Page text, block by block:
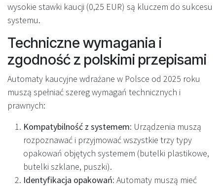
wysokie stawki kaucji (0,25 EUR) są kluczem do sukcesu
systemu.
Techniczne wymagania i
zgodność z polskimi przepisami
Automaty kaucyjne wdrażane w Polsce od 2025 roku
muszą spełniać szereg wymagań technicznych i
prawnych:
Kompatybilność z systemem: Urządzenia muszą
rozpoznawać i przyjmować wszystkie trzy typy
opakowań objętych systemem (butelki plastikowe,
butelki szklane, puszki).
Identyfikacja opakowań: Automaty muszą mieć